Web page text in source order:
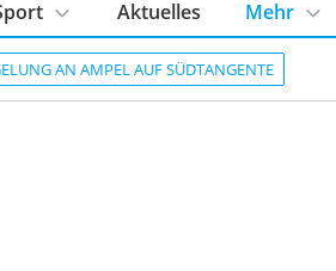
AN AMPEL AUF SÜDTANGENTE
Aktuelles Mehr